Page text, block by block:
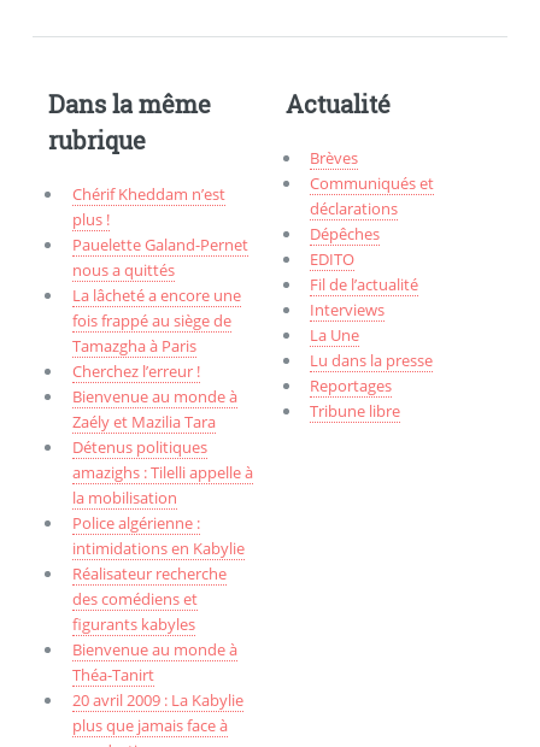
Dans la même
rubrique
Chérif Kheddam n’est
plus !
Pauelette Galand-Pernet
nous a quittés
La lâcheté a encore une
fois frappé au siège de
Tamazgha à Paris
Cherchez l’erreur !
Bienvenue au monde à
Zaély et Mazilia Tara
Détenus politiques
amazighs : Tilelli appelle à
la mobilisation
Police algérienne :
intimidations en Kabylie
Réalisateur recherche
des comédiens et
figurants kabyles
Bienvenue au monde à
Théa-Tanirt
20 avril 2009 : La Kabylie
plus que jamais face à
Actualité
Brèves
Communiqués et
déclarations
Dépêches
EDITO
Fil de l’actualité
Interviews
La Une
Lu dans la presse
Reportages
Tribune libre